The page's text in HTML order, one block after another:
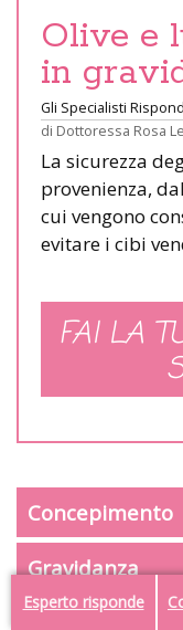
Esperto risponde
Olive e
in
Gli Specialisti
di Dottoressa Rosa
La sicurezza
provenienza,
cui vengono
evitare i cibi
FAI LA
Concepimento
Gravidanza